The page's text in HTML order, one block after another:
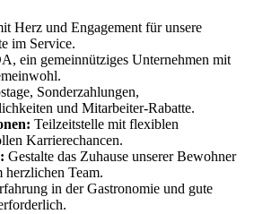
Herz und Engagement für unsere
im Service.
ein gemeinnütziges Unternehmen mit
Sonderzahlungen,
und Mitarbeiter-Rabatte.
Teilzeitstelle mit flexiblen
Karrierechancen.
Gestalte das Zuhause unserer Bewohner
herzlichen Team.
in der Gastronomie und gute